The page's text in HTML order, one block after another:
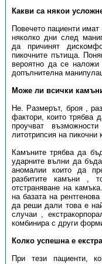
Какви са някои
Повечето пациенти
няколко дни след
да причинят
пикочните пътища.
вероятно да се
допълнителна
Може ли всички
Не. Размерът, броя ,
фактори, които трябва
проучват
литотрипсия на
Камъните трябва да
ударните вълни да
аномалии които да
разбитите камъни ,
отстраняване на
на базата на
да реши дали това е
случаи ,
комбинира с други
Колко успешна е
При тези пациенти,